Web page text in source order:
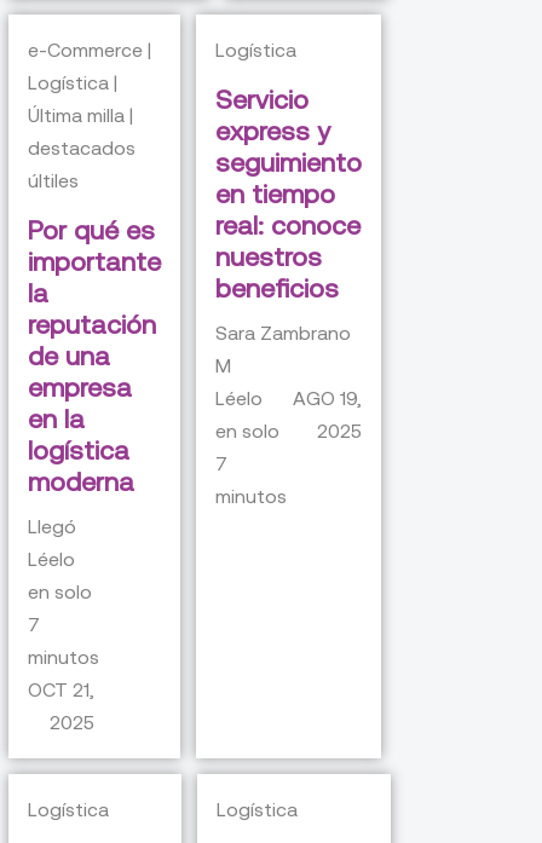
e-Commerce |
Logística |
Última milla |
destacados
últiles
Por qué es
importante
la
reputación
de una
empresa
en la
logística
moderna
Llegó
Léelo
en solo
7
minutos
OCT 21,
2025
Logística
Servicio
express y
seguimiento
en tiempo
real: conoce
nuestros
beneficios
Sara Zambrano
M
Léelo
en solo
7
minutos
AGO 19,
2025
Logística Logística